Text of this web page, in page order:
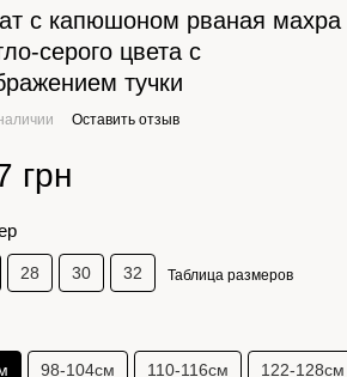
с капюшоном рваная махра
серого цвета с
тучки
Оставить отзыв
грн
28 30 32 Таблица размеров
98-104см 110-116см 122-128см